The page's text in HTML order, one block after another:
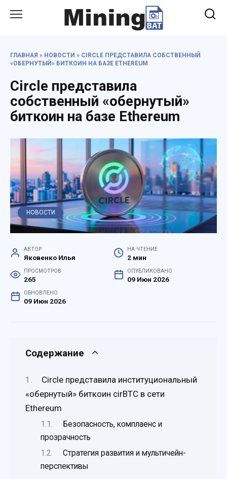
ГЛАВНАЯ » НОВОСТИ » CIRCLE ПРЕДСТАВИЛА СОБСТВЕННЫЙ
«ОБЕРНУТЫЙ» БИТКОИН НА БАЗЕ ETHEREUM
Circle представила
собственный «обернутый»
биткоин на базе Ethereum
НОВОСТИ
АВТОР
Яковенко Илья
НА ЧТЕНИЕ
2 мин
ПРОСМОТРОВ
265
ОПУБЛИКОВАНО
09 Июн 2026
ОБНОВЛЕНО
09 Июн 2026
Содержание
Circle представила институциональный
«обернутый» биткоин cirBTC в сети
Ethereum
Безопасность, комплаенс и
прозрачность
Стратегия развития и мультичейн-
перспективы